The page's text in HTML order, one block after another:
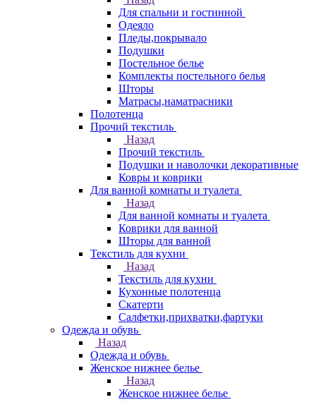
Для спальни и гостинной
Одеяло
Пледы,покрывало
Подушки
Постельное белье
Комплекты постельного белья
Шторы
Матрасы,наматрасники
Полотенца
Прочий текстиль
Назад
Прочий текстиль
Подушки и наволочки декоративные
Ковры и коврики
Для ванной комнаты и туалета
Назад
Для ванной комнаты и туалета
Коврики для ванной
Шторы для ванной
Текстиль для кухни
Назад
Текстиль для кухни
Кухонные полотенца
Скатерти
Салфетки,прихватки,фартуки
Одежда и обувь
Назад
Одежда и обувь
Женское нижнее белье
Назад
Женское нижнее белье